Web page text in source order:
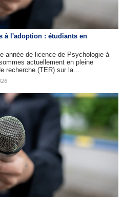
à l'adoption : étudiants en
année de licence de Psychologie à
actuellement en pleine
recherche (TER) sur la...